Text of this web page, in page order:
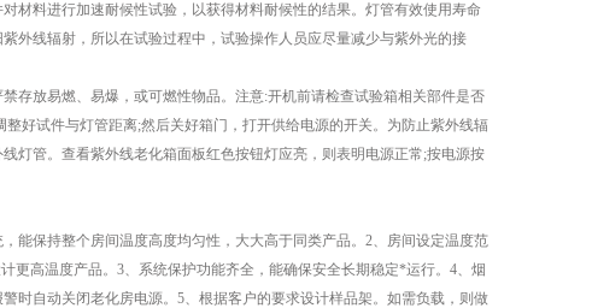
材料进行加速耐候性试验，以获得材料耐候性的结果。灯管有效使用寿命
外线辐射，所以在试验过程中，试验操作人员应尽量减少与紫外光的接
放易燃、易爆，或可燃性物品。注意:开机前请检查试验箱相关部件是否
好试件与灯管距离;然后关好箱门，打开供给电源的开关。为防止紫外线辐
灯管。查看紫外线老化箱面板红色按钮灯应亮，则表明电源正常;按电源按
保持整个房间温度高度均匀性，大大高于同类产品。2、房间设定温度范
高温度产品。3、系统保护功能齐全，能确保安全长期稳定*运行。4、烟
时自动关闭老化房电源。5、根据客户的要求设计样品架。如需负载，则做